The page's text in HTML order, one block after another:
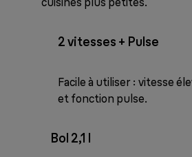
2 vitesses + Pulse
Facile à utiliser : vitesse
et fonction pulse.
Bol 2,1 l